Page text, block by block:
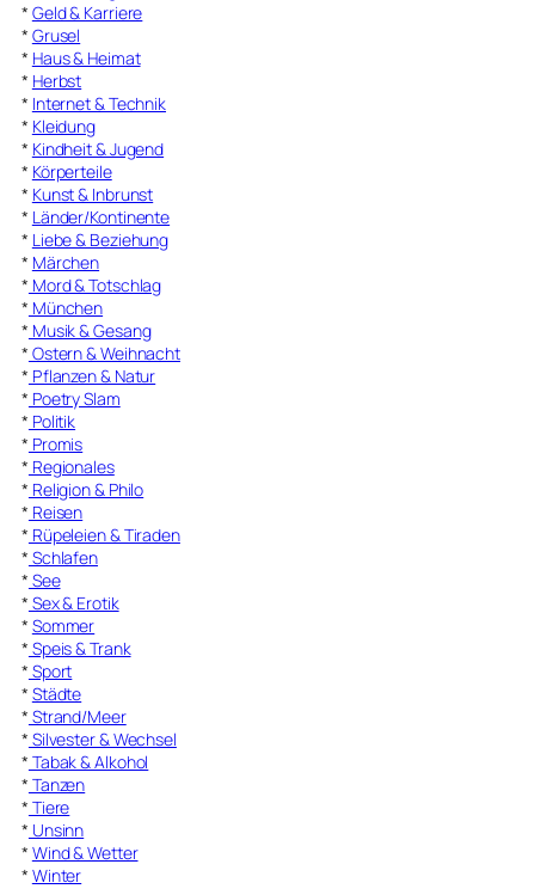
* Geld & Karriere
* Grusel
* Haus & Heimat
* Herbst
* Internet & Technik
* Kleidung
* Kindheit & Jugend
* Körperteile
* Kunst & Inbrunst
* Länder/Kontinente
* Liebe & Beziehung
* Märchen
* Mord & Totschlag
* München
* Musik & Gesang
* Ostern & Weihnacht
* Pflanzen & Natur
* Poetry Slam
* Politik
* Promis
* Regionales
* Religion & Philo
* Reisen
* Rüpeleien & Tiraden
* Schlafen
* See
* Sex & Erotik
* Sommer
* Speis & Trank
* Sport
* Städte
* Strand/Meer
* Silvester & Wechsel
* Tabak & Alkohol
* Tanzen
* Tiere
* Unsinn
* Wind & Wetter
* Winter